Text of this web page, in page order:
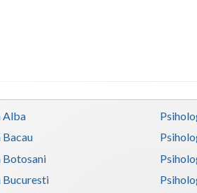
Alba
Bacau
Botosani
Bucuresti